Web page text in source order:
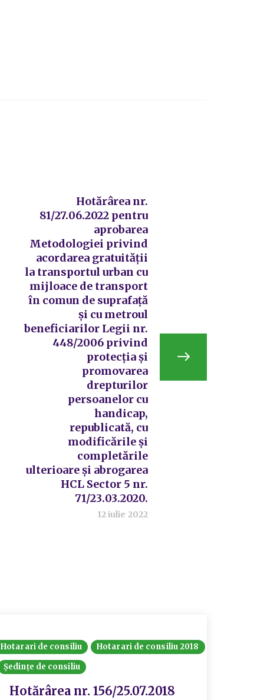
Hotărârea nr.
81/27.06.2022 pentru
aprobarea
Metodologiei privind
acordarea gratuităţii
la transportul urban cu
mijloace de transport
în comun de suprafaţă
şi cu metroul
beneficiarilor Legii nr.
448/2006 privind
protecţia şi
promovarea
drepturilor
persoanelor cu
handicap,
republicată, cu
modificările şi
completările
ulterioare și abrogarea
HCL Sector 5 nr.
71/23.03.2020.
12 iulie 2022
Hotarari de consiliu
Hotarari de consiliu 2018
Ședințe de consiliu
Hotărârea nr. 156/25.07.2018